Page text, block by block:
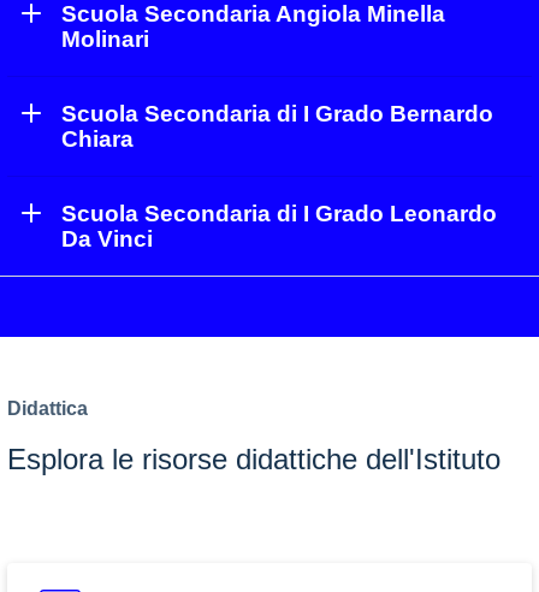
Scuola Secondaria Angiola Minella
Molinari
Scuola Secondaria di I Grado Bernardo
Chiara
Scuola Secondaria di I Grado Leonardo
Da Vinci
Didattica
Esplora le risorse didattiche dell'Istituto